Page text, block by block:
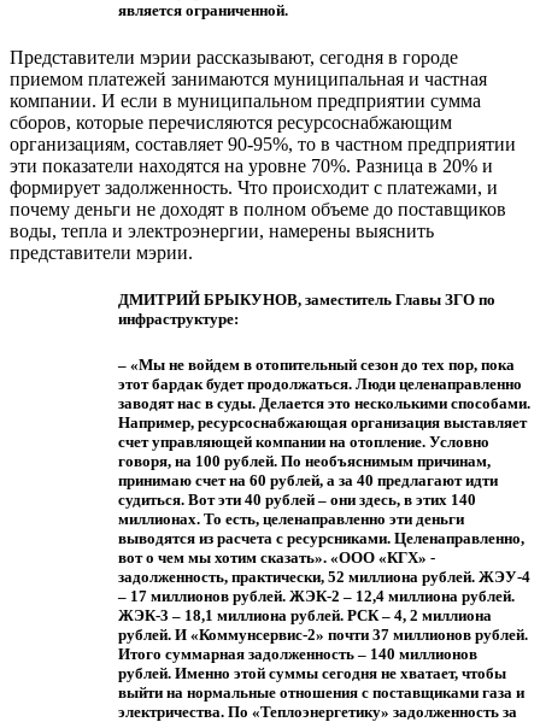
является ограниченной.
Представители мэрии рассказывают, сегодня в городе
приемом платежей занимаются муниципальная и частная
компании. И если в муниципальном предприятии сумма
сборов, которые перечисляются ресурсоснабжающим
организациям, составляет 90-95%, то в частном предприятии
эти показатели находятся на уровне 70%. Разница в 20% и
формирует задолженность. Что происходит с платежами, и
почему деньги не доходят в полном объеме до поставщиков
воды, тепла и электроэнергии, намерены выяснить
представители мэрии.
ДМИТРИЙ БРЫКУНОВ, заместитель Главы ЗГО по
инфраструктуре:
– «Мы не войдем в отопительный сезон до тех пор, пока
этот бардак будет продолжаться. Люди целенаправленно
заводят нас в суды. Делается это несколькими способами.
Например, ресурсоснабжающая организация выставляет
счет управляющей компании на отопление. Условно
говоря, на 100 рублей. По необъяснимым причинам,
принимаю счет на 60 рублей, а за 40 предлагают идти
судиться. Вот эти 40 рублей – они здесь, в этих 140
миллионах. То есть, целенаправленно эти деньги
выводятся из расчета с ресурсниками. Целенаправленно,
вот о чем мы хотим сказать». «ООО «КГХ» -
задолженность, практически, 52 миллиона рублей. ЖЭУ-4
– 17 миллионов рублей. ЖЭК-2 – 12,4 миллиона рублей.
ЖЭК-3 – 18,1 миллиона рублей. РСК – 4, 2 миллиона
рублей. И «Коммунсервис-2» почти 37 миллионов рублей.
Итого суммарная задолженность – 140 миллионов
рублей. Именно этой суммы сегодня не хватает, чтобы
выйти на нормальные отношения с поставщиками газа и
электричества. По «Теплоэнергетику» задолженность за